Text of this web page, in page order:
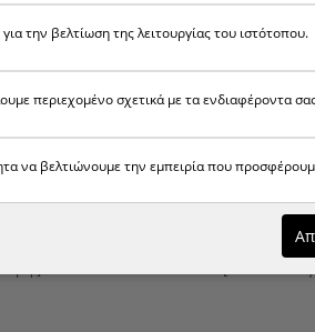
την βελτίωση της λειτουργίας του ιστότοπου.
περιεχομένο σχετικά με τα ενδιαφέροντα
να βελτιώνουμε την εμπειρία που